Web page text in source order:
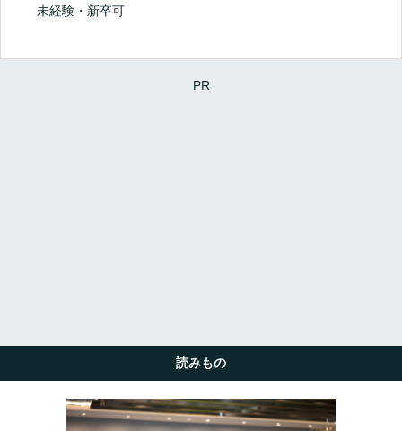
未経験・新卒可
PR
読みもの